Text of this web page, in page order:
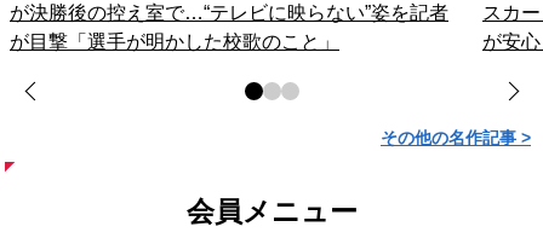
が決勝後の控え室で…“テレビに映らない”姿を記者
が目撃「選手が明かした校歌のこと」
スカ
が安
その他の名作記事 >
会員メニュー